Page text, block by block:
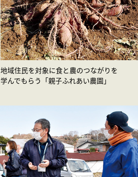
地域住民を対象に食と農のつながりを
学んでもらう「親子ふれあい農園」